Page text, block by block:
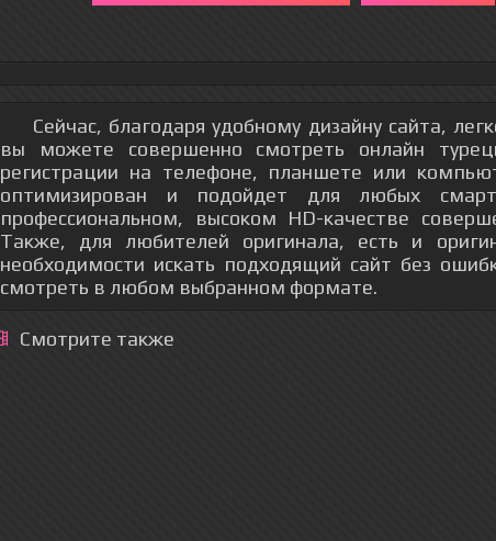
Сейчас, благодаря удобному дизайну сайта,
вы можете совершенно смотреть онлайн
регистрации на телефоне, планшете или
оптимизирован и подойдет для любых
профессиональном, высоком HD-качестве
Также, для любителей оригинала, есть и
необходимости искать подходящий сайт без
смотреть в любом выбранном формате.
Смотрите также